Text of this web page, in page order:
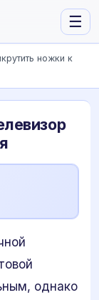
☰
ножки к
однако